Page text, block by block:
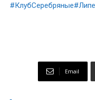
#КлубСеребряные
Email